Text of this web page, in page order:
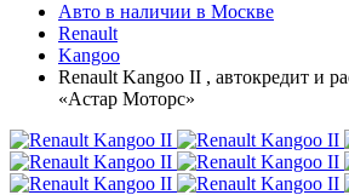
Авто в наличии в Москве
Renault
Kangoo
Renault Kangoo II , автокредит и
«Астар Моторс»